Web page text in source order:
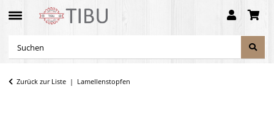
Zurück zur Liste Lamellenstopfen